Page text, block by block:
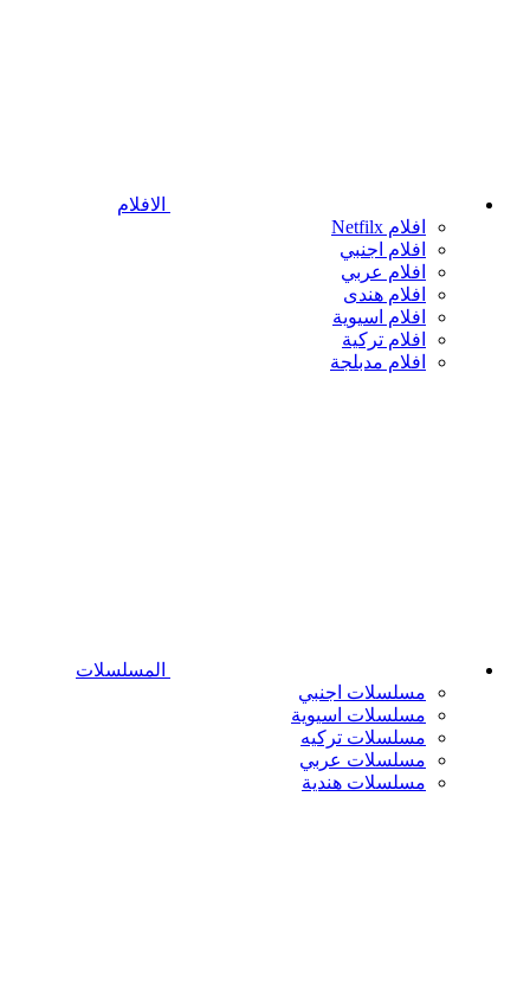
الافلام
افلام Netfilx
افلام اجنبي
افلام عربي
افلام هندى
افلام اسيوية
افلام تركية
افلام مدبلجة
المسلسلات
مسلسلات اجنبي
مسلسلات اسيوية
مسلسلات تركيه
مسلسلات عربي
مسلسلات هندية